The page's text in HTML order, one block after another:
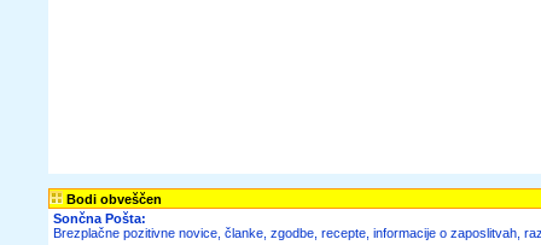
Bodi obveščen
Sončna Pošta:
Brezplačne pozitivne novice, članke, zgodbe, recepte, informacije o zaposlitvah,